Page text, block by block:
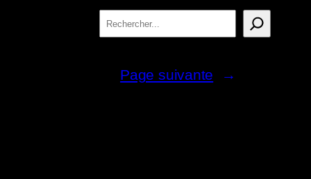
Rechercher
Page suivante →